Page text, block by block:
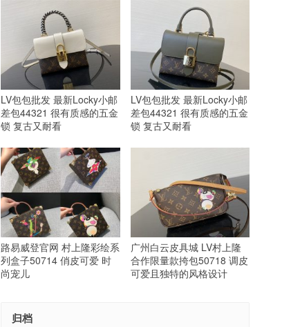
LV包包批发 最新Locky小邮
差包44321 很有质感的五金
锁 复古又耐看
LV包包批发 最新Locky小邮
差包44321 很有质感的五金
锁 复古又耐看
路易威登官网 村上隆彩绘系
列盒子50714 俏皮可爱 时
尚宠儿
广州白云皮具城 LV村上隆
合作限量款挎包50718 调皮
可爱且独特的风格设计
归档